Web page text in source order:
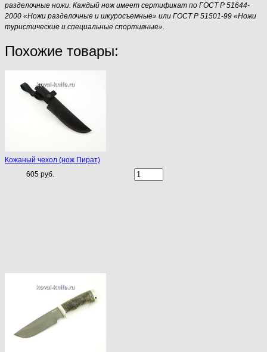
разделочные ножи. Каждый нож имеет сертификат по ГОСТ Р 51644-
2000 «Ножи разделочные и шкуросъемные» или ГОСТ Р 51501-99 «Ножи
туристические и специальные спортивные».
Похожие товары:
Кожаный чехол (нож Пират)
605 руб.